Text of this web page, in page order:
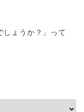
しょうか？」って